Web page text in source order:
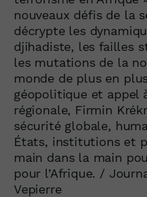
nouveaux défis de la
décrypte les
djihadiste, les failles
les mutations de la
monde de plus en
géopolitique et appel
régionale, Firmin
sécurité globale,
États, institutions et
main dans la main
pour l’Afrique. /
Vepierre